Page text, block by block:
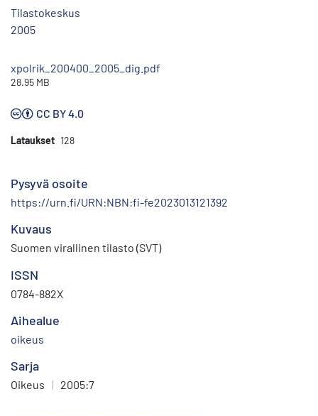
Tilastokeskus
2005
xpolrik_200400_2005_dig.pdf
28.95 MB
CC BY 4.0
Lataukset 128
Pysyvä osoite
https://urn.fi/URN:NBN:fi-fe2023013121392
Kuvaus
Suomen virallinen tilasto (SVT)
ISSN
0784-882X
Aihealue
oikeus
Sarja
Oikeus | 2005:7